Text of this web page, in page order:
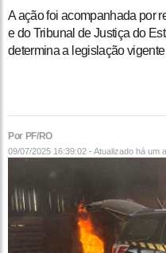
A ação foi acompanhada por
e do Tribunal de Justiça do
determina a legislação
Por PF/RO
09/07/2025 16:39:02 - Atualizado há um